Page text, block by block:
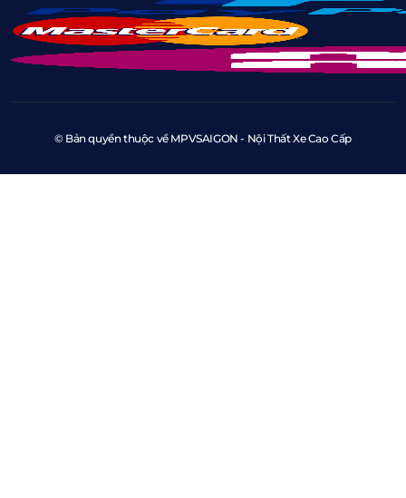
© Bản quyền thuộc về MPVSAIGON - Nội Thất Xe Cao Cấp